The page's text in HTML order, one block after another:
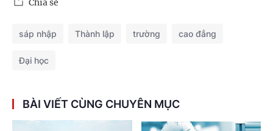
Chia sẻ
sáp nhập Thành lập trường cao đẳng
Đại học
BÀI VIẾT CÙNG CHUYÊN MỤC